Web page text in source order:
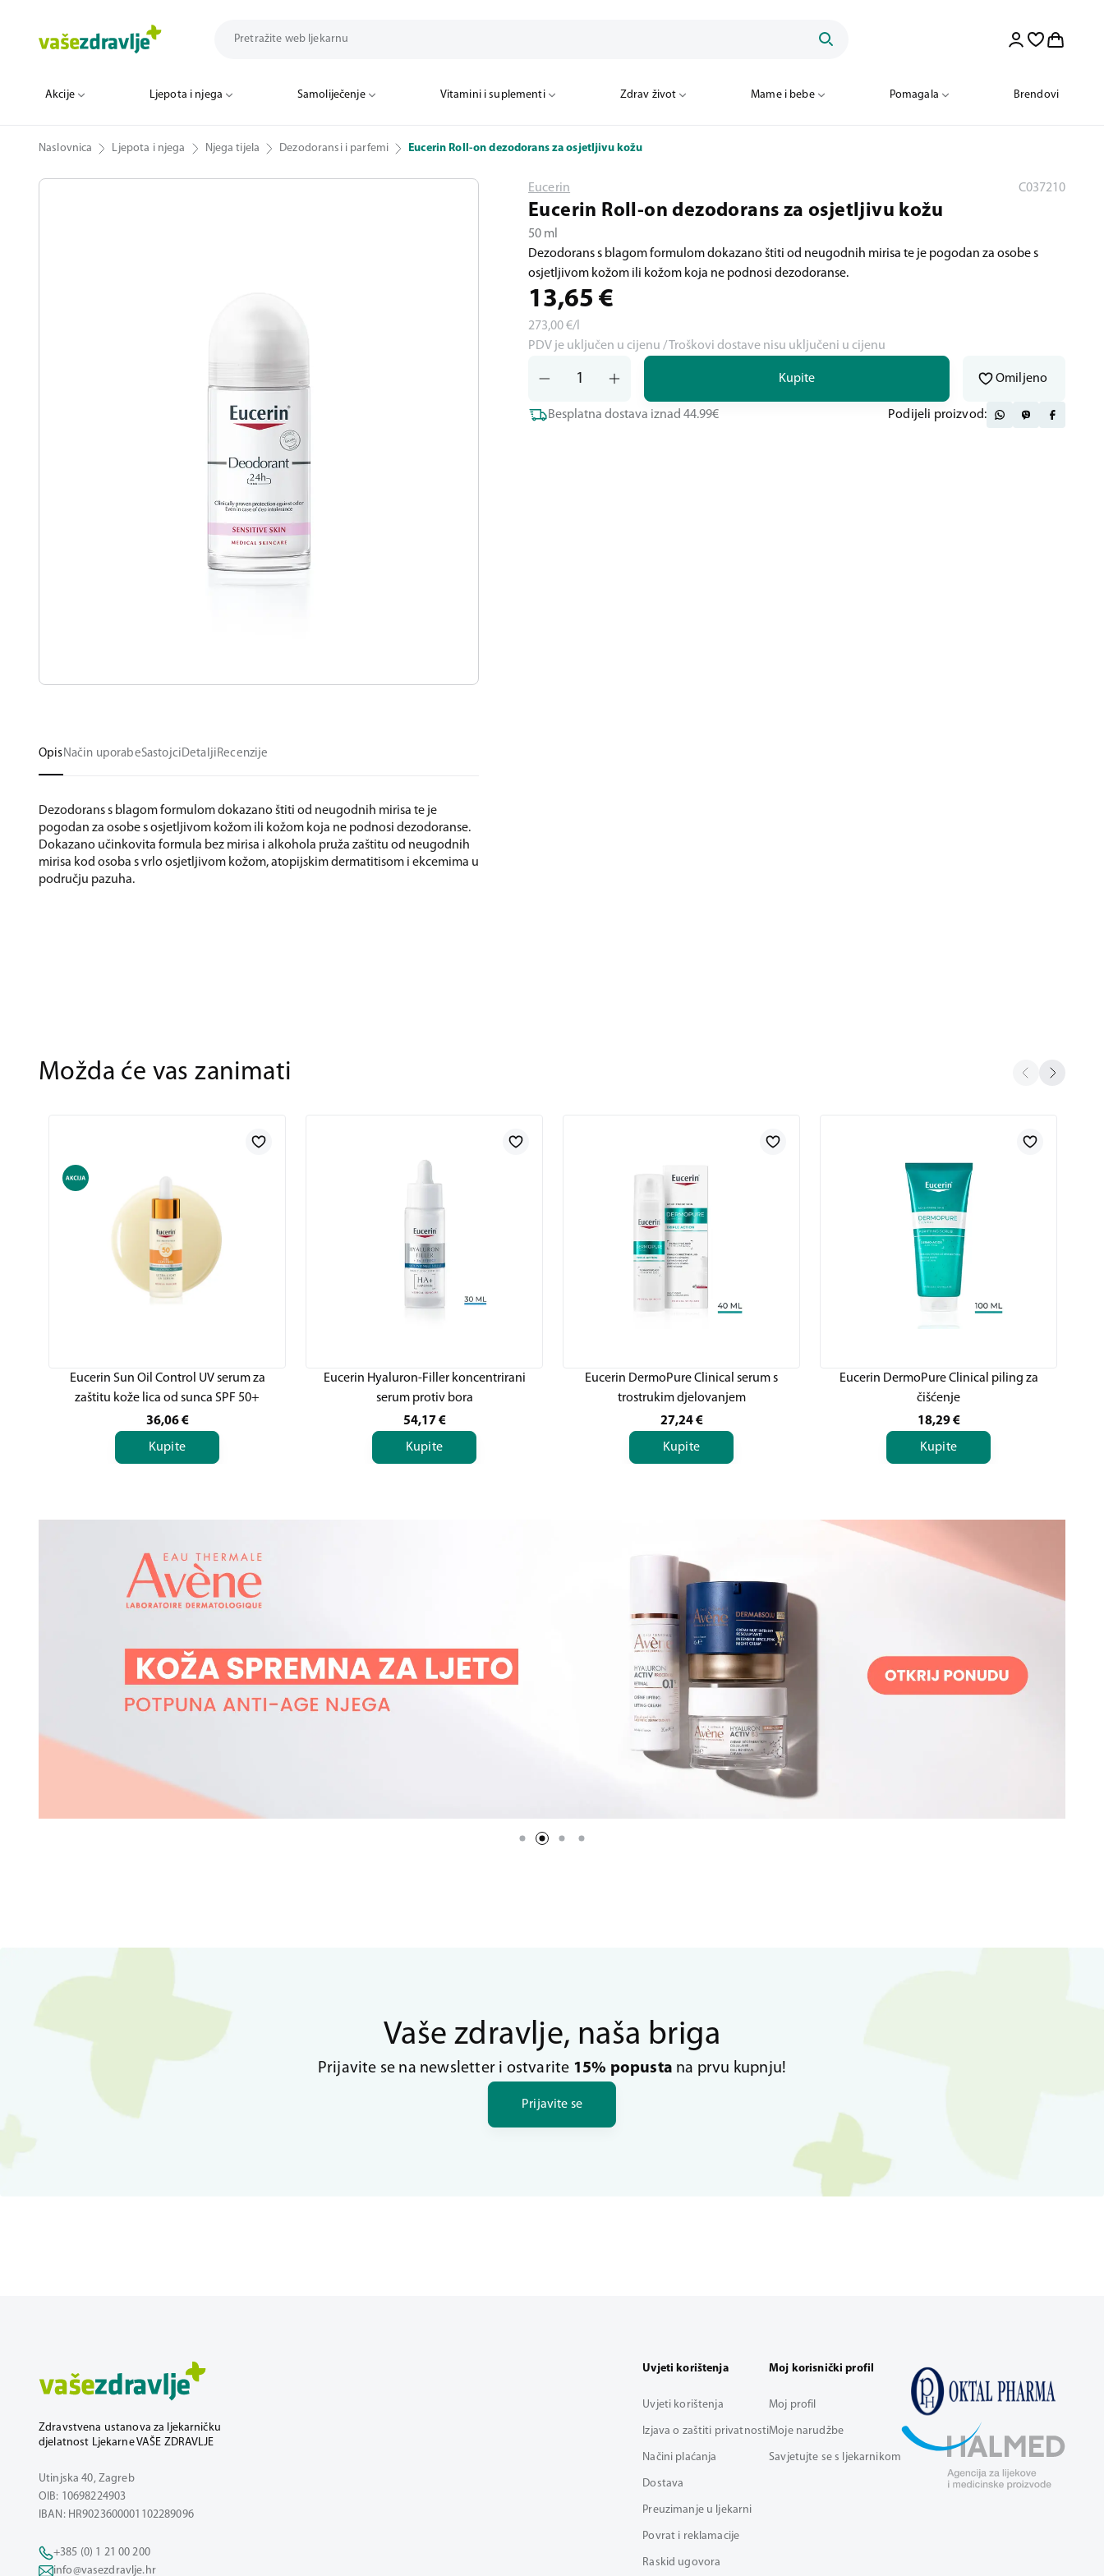
Akcije Ljepota i njega Samoliječenje Vitamini i suplementi Zdrav život Mame i bebe Pomagala Brendovi
Naslovnica Ljepota i njega Njega tijela Dezodoransi i parfemi Eucerin Roll-on dezodorans za osjetljivu kožu
OpisNačin uporabeSastojciDetaljiRecenzije
Dezodorans s blagom formulom dokazano štiti od neugodnih mirisa te je
pogodan za osobe s osjetljivom kožom ili kožom koja ne podnosi dezodoranse.
Dokazano učinkovita formula bez mirisa i alkohola pruža zaštitu od neugodnih
mirisa kod osoba s vrlo osjetljivom kožom, atopijskim dermatitisom i ekcemima u
području pazuha.
Eucerin C037210
Eucerin Roll-on dezodorans za osjetljivu kožu
50 ml
Dezodorans s blagom formulom dokazano štiti od neugodnih mirisa te je pogodan za osobe s
osjetljivom kožom ili kožom koja ne podnosi dezodoranse.
13,65 €
273,00€/l
PDV je uključen u cijenu / Troškovi dostave nisu uključeni u cijenu
Kupite Omiljeno
Besplatna dostava iznad 44.99€ Podijeli proizvod:
Možda će vas zanimati
Eucerin Sun Oil Control UV serum za
zaštitu kože lica od sunca SPF 50+
36,06 €
Kupite
Eucerin Hyaluron-Filler koncentrirani
serum protiv bora
54,17 €
Kupite
Eucerin DermoPure Clinical serum s
trostrukim djelovanjem
27,24 €
Kupite
Eucerin DermoPure Clinical piling za
čišćenje
18,29 €
Kupite
Vaše zdravlje, naša briga
Prijavite se na newsletter i ostvarite 15% popusta na prvu kupnju!
Prijavite se
Zdravstvena ustanova za ljekarničku
djelatnost Ljekarne VAŠE ZDRAVLJE
Utinjska 40, Zagreb
OIB: 10698224903
IBAN: HR9023600001102289096
+385 (0) 1 21 00 200
info@vasezdravlje.hr
Uvjeti korištenja
Uvjeti korištenja
Izjava o zaštiti privatnosti
Načini plaćanja
Dostava
Preuzimanje u ljekarni
Povrat i reklamacije
Raskid ugovora
Moj korisnički profil
Moj profil
Moje narudžbe
Savjetujte se s ljekarnikom